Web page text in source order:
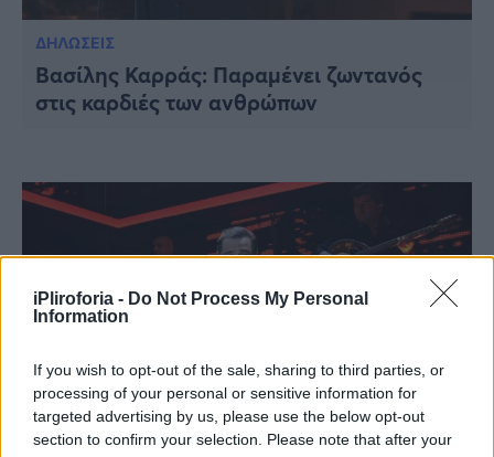
iPliroforia - Do Not Process My Personal
Information
If you wish to opt-out of the sale, sharing to third parties, or
processing of your personal or sensitive information for
targeted advertising by us, please use the below opt-out
section to confirm your selection. Please note that after your
ΔΗΛΩΣΕΙΣ
Βασίλης Καρράς: Παραμένει ζωντανός
στις καρδιές των ανθρώπων